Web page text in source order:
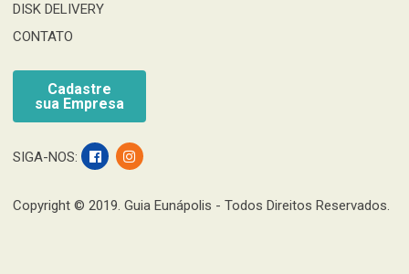
DISK DELIVERY
CONTATO
Cadastre
sua Empresa
SIGA-NOS:
Copyright © 2019. Guia Eunápolis - Todos Direitos Reservados.